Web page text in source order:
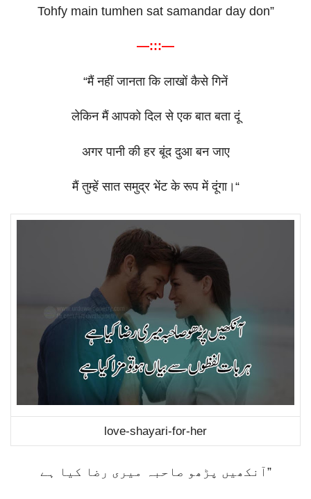
Tohfy main tumhen sat samandar day don”
—:::—
“मैं नहीं जानता कि लाखों कैसे गिनें
लेकिन मैं आपको दिल से एक बात बता दूं
अगर पानी की हर बूंद दुआ बन जाए
मैं तुम्हें सात समुद्र भेंट के रूप में दूंगा। “
love-shayari-for-her
آنکھیں پڑھو صاحبہ میری رضا کیا ہے”